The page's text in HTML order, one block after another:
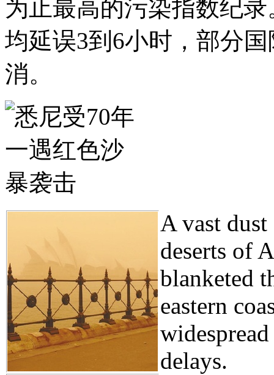
为止最高的污染指数纪
均延误3到6小时，部分
消。
A vast
deserts of
blanketed
eastern
delays.